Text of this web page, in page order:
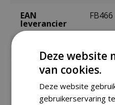
EAN
leverancier
FB466
Geschikt voor vogels
Diameter 8 cm
Deze website
van cookies.
Deze website
gebruikerservaring